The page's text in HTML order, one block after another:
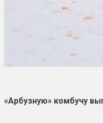
«Арбузную» комбучу